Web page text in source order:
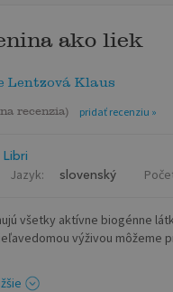
ako liek
Lentzová Klaus
recenzia) pridať recenziu »
Libri
Jazyk: slovenský
všetky aktívne biogénne
výživou môžeme